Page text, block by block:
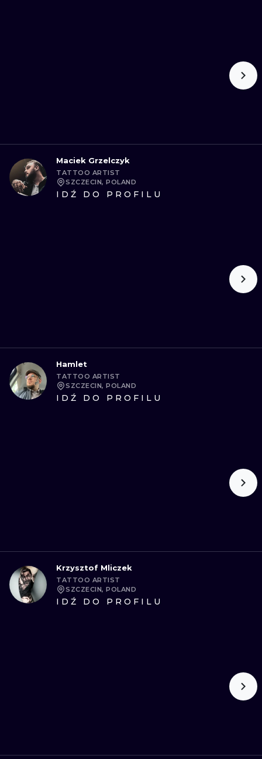
Maciek Grzelczyk
TATTOO ARTIST
SZCZECIN, POLAND
IDŹ DO PROFILU
Hamlet
TATTOO ARTIST
SZCZECIN, POLAND
IDŹ DO PROFILU
Krzysztof Mliczek
TATTOO ARTIST
SZCZECIN, POLAND
IDŹ DO PROFILU